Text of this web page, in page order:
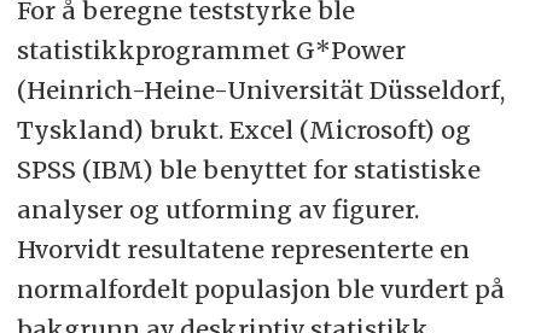
For å beregne teststyrke ble
statistikkprogrammet G*Power
(Heinrich-Heine-Universität Düsseldorf,
Tyskland) brukt. Excel (Microsoft) og
SPSS (IBM) ble benyttet for statistiske
analyser og utforming av figurer.
Hvorvidt resultatene representerte en
normalfordelt populasjon ble vurdert på